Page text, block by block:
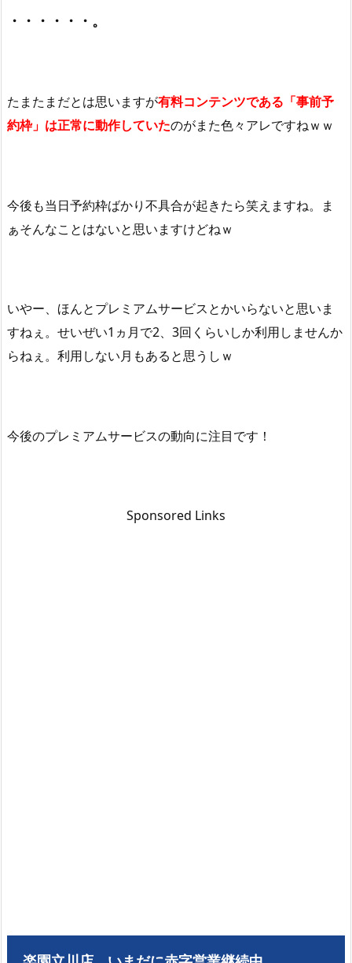
・・・・・・。
たまたまだとは思いますが有料コンテンツである「事前予
約枠」は正常に動作していたのがまた色々アレですねｗｗ
今後も当日予約枠ばかり不具合が起きたら笑えますね。ま
ぁそんなことはないと思いますけどねｗ
いやー、ほんとプレミアムサービスとかいらないと思いま
すねぇ。せいぜい1ヵ月で2、3回くらいしか利用しませんか
らねぇ。利用しない月もあると思うしｗ
今後のプレミアムサービスの動向に注目です！
Sponsored Links